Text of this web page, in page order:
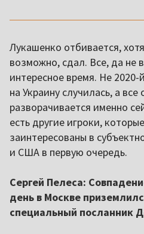
Лукашенко отбивается,
возможно, сдал. Все, да не
интересное время. Не 2020-
на Украину случилась, а все
разворачивается именно
есть другие игроки,
заинтересованы в
и США в первую очередь.
Сергей Пелеса:
день в Москве
специальный посланник